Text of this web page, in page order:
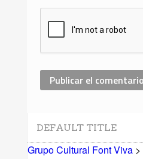
DEFAULT TITLE
Grupo Cultural Font Viva>